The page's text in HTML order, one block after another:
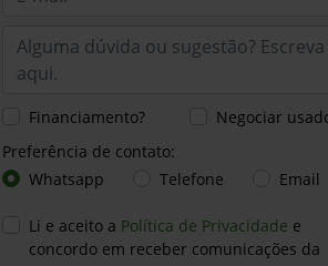
Financiamento?
Negociar
Preferência de contato:
Whatsapp
Telefone Email
Li e aceito a Política de Privacidade e
concordo em receber comunicações da